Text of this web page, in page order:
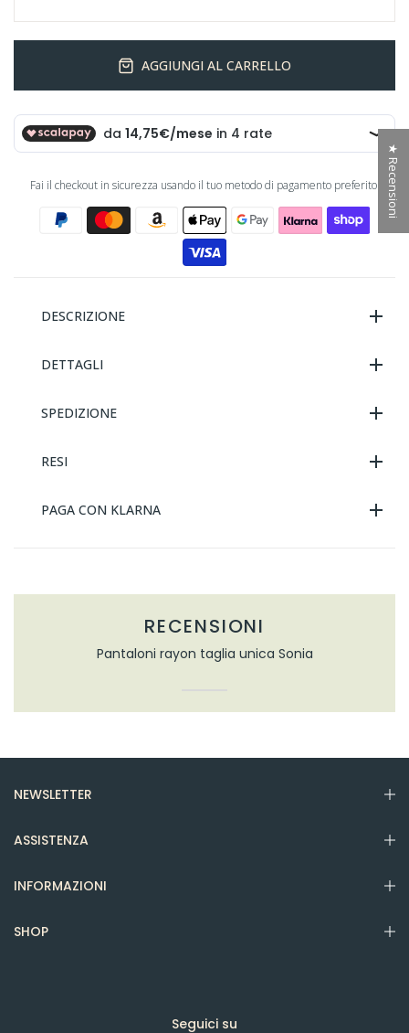
AGGIUNGI AL CARRELLO
Fai il checkout in sicurezza usando il tuo metodo di pagamento preferito:
DESCRIZIONE
DETTAGLI
SPEDIZIONE
RESI
PAGA CON KLARNA
RECENSIONI
Pantaloni rayon taglia unica Sonia
NEWSLETTER
ASSISTENZA
INFORMAZIONI
SHOP
Seguici su
★ Recensioni